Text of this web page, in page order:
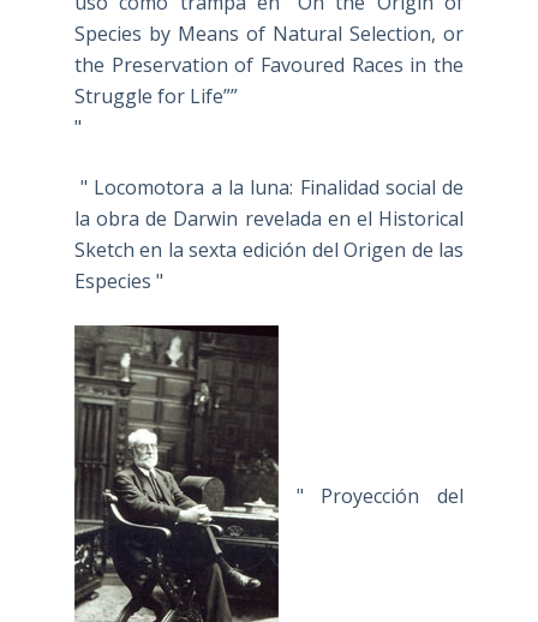
Species by Means of Natural Selection, or
the Preservation of Favoured Races in the
Struggle for Life””
"
" Locomotora a la luna: Finalidad social de
la obra de Darwin revelada en el Historical
Sketch en la sexta edición del Origen de las
Especies "
" Proyección del